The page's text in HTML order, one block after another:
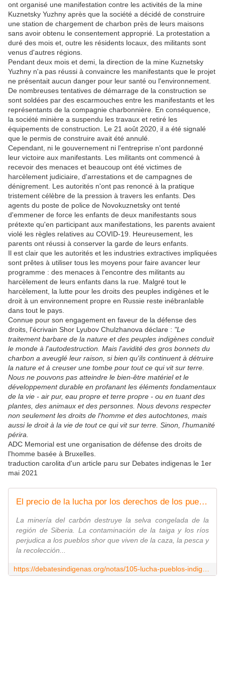
ont organisé une manifestation contre les activités de la mine
Kuznetsky Yuzhny après que la société a décidé de construire
une station de chargement de charbon près de leurs maisons
sans avoir obtenu le consentement approprié. La protestation a
duré des mois et, outre les résidents locaux, des militants sont
venus d'autres régions.
Pendant deux mois et demi, la direction de la mine Kuznetsky
Yuzhny n'a pas réussi à convaincre les manifestants que le projet
ne présentait aucun danger pour leur santé ou l'environnement.
De nombreuses tentatives de démarrage de la construction se
sont soldées par des escarmouches entre les manifestants et les
représentants de la compagnie charbonnière. En conséquence,
la société minière a suspendu les travaux et retiré les
équipements de construction. Le 21 août 2020, il a été signalé
que le permis de construire avait été annulé.
Cependant, ni le gouvernement ni l'entreprise n'ont pardonné
leur victoire aux manifestants. Les militants ont commencé à
recevoir des menaces et beaucoup ont été victimes de
harcèlement judiciaire, d'arrestations et de campagnes de
dénigrement. Les autorités n'ont pas renoncé à la pratique
tristement célèbre de la pression à travers les enfants. Des
agents du poste de police de Novokuznetsky ont tenté
d'emmener de force les enfants de deux manifestants sous
prétexte qu'en participant aux manifestations, les parents avaient
violé les règles relatives au COVID-19. Heureusement, les
parents ont réussi à conserver la garde de leurs enfants.
Il est clair que les autorités et les industries extractives impliquées
sont prêtes à utiliser tous les moyens pour faire avancer leur
programme : des menaces à l'encontre des militants au
harcèlement de leurs enfants dans la rue. Malgré tout le
harcèlement, la lutte pour les droits des peuples indigènes et le
droit à un environnement propre en Russie reste inébranlable
dans tout le pays.
Connue pour son engagement en faveur de la défense des
droits, l'écrivain Shor Lyubov Chulzhanova déclare : "Le
traitement barbare de la nature et des peuples indigènes conduit
le monde à l'autodestruction. Mais l'avidité des gros bonnets du
charbon a aveuglé leur raison, si bien qu'ils continuent à détruire
la nature et à creuser une tombe pour tout ce qui vit sur terre.
Nous ne pouvons pas atteindre le bien-être matériel et le
développement durable en profanant les éléments fondamentaux
de la vie - air pur, eau propre et terre propre - ou en tuant des
plantes, des animaux et des personnes. Nous devons respecter
non seulement les droits de l'homme et des autochtones, mais
aussi le droit à la vie de tout ce qui vit sur terre. Sinon, l'humanité
périra.
ADC Memorial est une organisation de défense des droits de
l'homme basée à Bruxelles.
traduction carolita d'un article paru sur Debates indigenas le 1er
mai 2021
El precio de la lucha por los derechos de los pueblos indígenas y del medio ambiente en Rusia
La minería del carbón destruye la selva congelada de la
región de Siberia. La contaminación de la taiga y los ríos
perjudica a los pueblos shor que viven de la caza, la pesca y
la recolección...